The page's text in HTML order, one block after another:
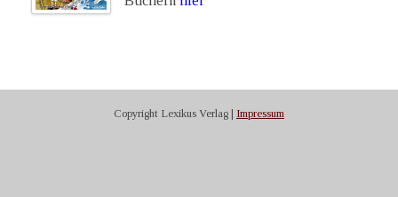
Copyright Lexikus Verlag | Impressum